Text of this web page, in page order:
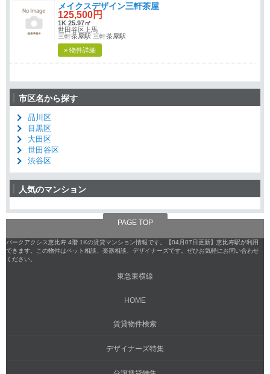
メイクスデザイン三軒茶屋
125,500円
1K 25.97㎡
世田谷区上馬
三軒茶屋駅 三軒茶屋駅
» 物件詳細
市区名から探す
品川区
目黒区
大田区
世田谷区
渋谷区
人気のマンション
PAGE TOP
パークアクシス恵比寿 4階 1Kの賃貸マンション情報です。【04月07日更新】恵比寿駅が利用
できます。この物件はペット相談、楽器相談、デザイナーズです。ぜひお気軽にお問い合わせ
ください。
東急東横線
HOME
賃貸物件検索
デザイナーズ特集